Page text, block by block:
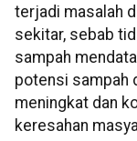
terjadi masalah
sekitar, sebab
sampah
potensi sampah
meningkat dan
keresahan